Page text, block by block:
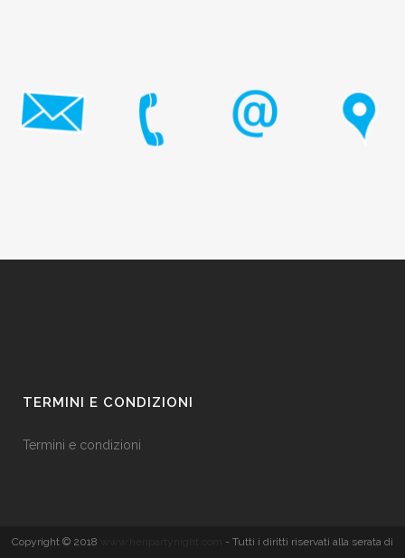
TERMINI E CONDIZIONI
Termini e condizioni
Copyright © 2018 - Tutti i diritti riservati alla serata di